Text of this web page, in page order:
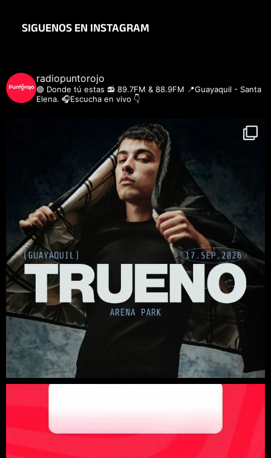
SIGUENOS EN INSTAGRAM
radiopuntorojo
🟣 Donde tú estas 📻 89.7FM & 88.9FM 📍Guayaquil - Santa
Elena. 🎧Escucha en vivo 👇